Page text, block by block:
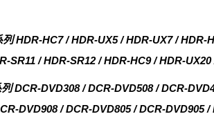
HDR-HC7 / HDR-UX5 / HDR-UX7 /
SR11 / HDR-SR12 / HDR-HC9 / HDR-
DCR-DVD308 / DCR-DVD508 / DCR-
DVD908 / DCR-DVD805 / DCR-DVD905